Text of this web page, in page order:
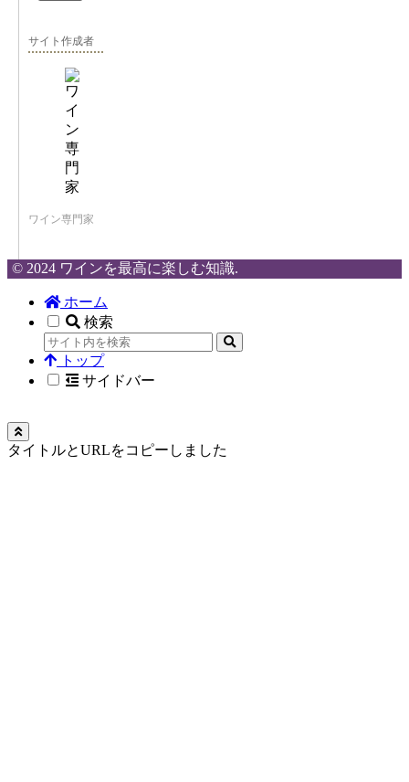
サイト作成者
ワイン専門家
© 2024 ワインを最高に楽しむ知識.
ホーム
検索
トップ
サイドバー
タイトルとURLをコピーしました